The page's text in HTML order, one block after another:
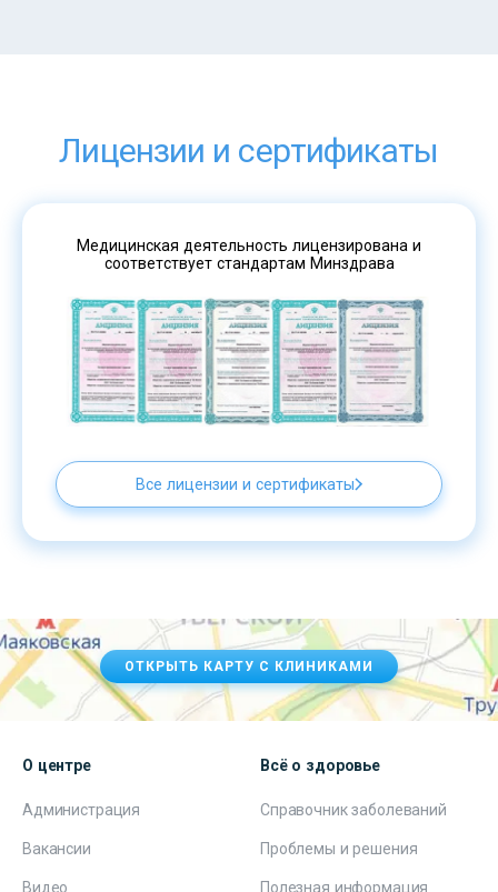
Лицензии и сертификаты
Медицинская деятельность лицензирована и
соответствует стандартам Минздрава
Все лицензии и сертификаты
ОТКРЫТЬ КАРТУ С КЛИНИКАМИ
О центре
Администрация
Вакансии
Видео
Всё о здоровье
Справочник заболеваний
Проблемы и решения
Полезная информация